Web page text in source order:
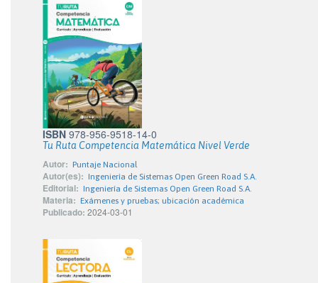
ISBN 978-956-9518-14-0
Tu Ruta Competencia Matemática Nivel Verde
Autor: Puntaje Nacional
Autor(es): Ingenierìa de Sistemas Open Green Road S.A.
Editorial: Ingeniería de Sistemas Open Green Road S.A.
Materia: Exámenes y pruebas; ubicación académica
Publicado: 2024-03-01